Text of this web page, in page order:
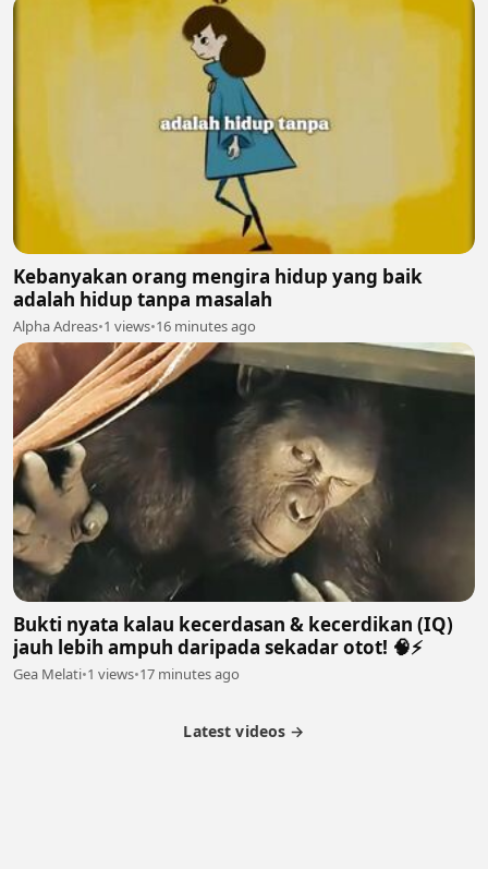
Kebanyakan orang mengira hidup yang baik
adalah hidup tanpa masalah
Alpha Adreas•1 views•16 minutes ago
Bukti nyata kalau kecerdasan & kecerdikan (IQ)
jauh lebih ampuh daripada sekadar otot! 🧠⚡
Gea Melati•1 views•17 minutes ago
Latest videos →